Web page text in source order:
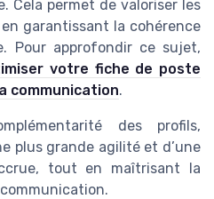
Cela permet de valoriser les
garantissant la cohérence
Pour approfondir ce sujet,
votre fiche de poste
communication.
des profils,
plus grande agilité et d’une
tout en maîtrisant la